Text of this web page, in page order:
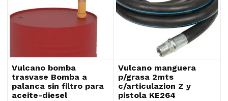
Vulcano bomba
trasvase Bomba a
palanca sin filtro para
aceite-diesel
Vulcano manguera
p/grasa 2mts
c/articulazion Z y
pistola KE264